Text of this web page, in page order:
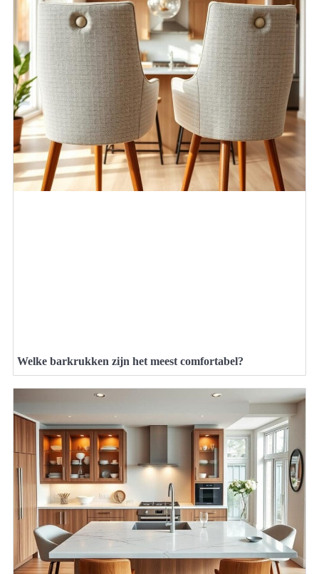
Welke barkrukken zijn het meest comfortabel?